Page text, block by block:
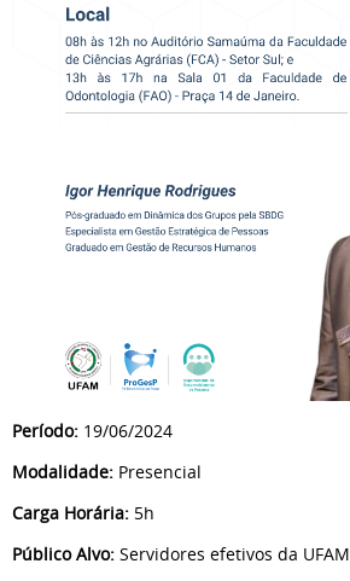
Período: 19/06/2024
Modalidade: Presencial
Carga Horária: 5h
Público Alvo: Servidores efetivos da UFAM